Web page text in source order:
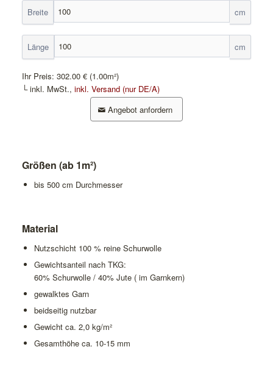
Breite
cm
Länge cm
Ihr Preis: 302.00 € (1.00m²)
└ inkl. MwSt., inkl. Versand (nur DE/A)
Angebot anfordern
Größen (ab 1m²)
bis 500 cm Durchmesser
Material
Nutzschicht 100 % reine Schurwolle
Gewichtsanteil nach TKG:
60% Schurwolle / 40% Jute ( im Garnkern)
gewalktes Garn
beidseitig nutzbar
Gewicht ca. 2,0 kg/m²
Gesamthöhe ca. 10-15 mm